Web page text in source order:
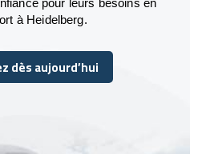
à Heidelberg.
dès aujourd’hui
dès aujourd’hui